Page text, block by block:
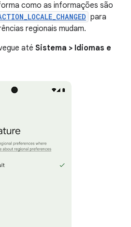
como as informações são
para
regionais mudam.
até Sistema > Idiomas e